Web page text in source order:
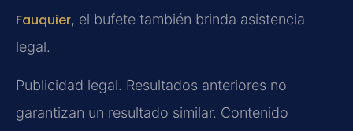
Fauquier, el bufete también brinda asistencia
legal.
Publicidad legal. Resultados anteriores no
garantizan un resultado similar. Contenido